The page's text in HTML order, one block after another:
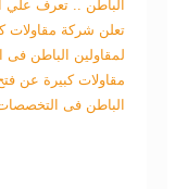
الباطن .. تعرف
تعلن شركة مقاولات
لمقاولين الباطن فى
مقاولات كبيرة عن
الباطن فى التخصصات